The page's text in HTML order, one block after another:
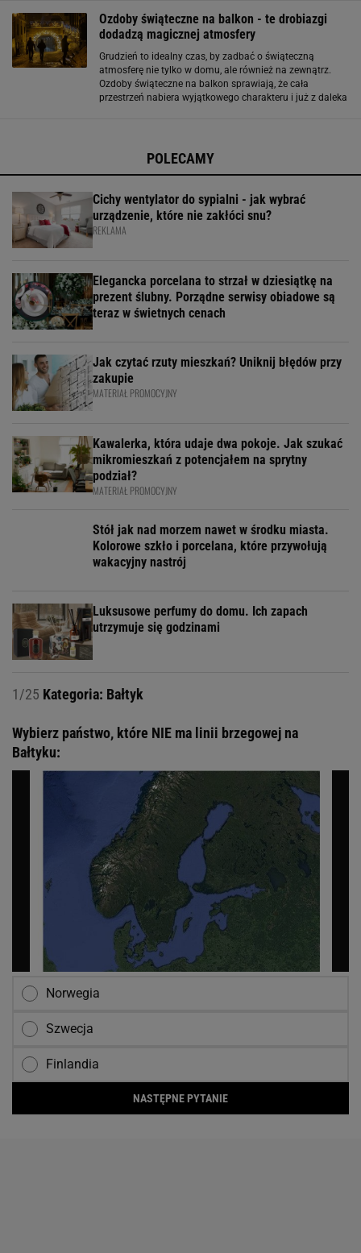
Ozdoby świąteczne na balkon - te drobiazgi
dodadzą magicznej atmosfery
Grudzień to idealny czas, by zadbać o świąteczną
atmosferę nie tylko w domu, ale również na zewnątrz.
Ozdoby świąteczne na balkon sprawiają, że cała
przestrzeń nabiera wyjątkowego charakteru i już z daleka
POLECAMY
Cichy wentylator do sypialni - jak wybrać
urządzenie, które nie zakłóci snu?
REKLAMA
Elegancka porcelana to strzał w dziesiątkę na
prezent ślubny. Porządne serwisy obiadowe są
teraz w świetnych cenach
Jak czytać rzuty mieszkań? Uniknij błędów przy
zakupie
MATERIAŁ PROMOCYJNY
Kawalerka, która udaje dwa pokoje. Jak szukać
mikromieszkań z potencjałem na sprytny
podział?
MATERIAŁ PROMOCYJNY
Stół jak nad morzem nawet w środku miasta.
Kolorowe szkło i porcelana, które przywołują
wakacyjny nastrój
Luksusowe perfumy do domu. Ich zapach
utrzymuje się godzinami
1/25 Kategoria: Bałtyk
Wybierz państwo, które NIE ma linii brzegowej na
Bałtyku:
Norwegia
Szwecja
Finlandia
NASTĘPNE PYTANIE